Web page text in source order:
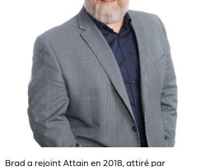
Brad a rejoint Attain en 2018, attiré par